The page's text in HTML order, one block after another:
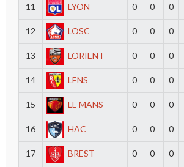
11 LYON 0 0 0
12 LOSC 0 0 0
13 LORIENT 0 0 0
14 LENS 0 0 0
15 LE MANS 0 0 0
16 HAC 0 0 0
17 BREST 0 0 0